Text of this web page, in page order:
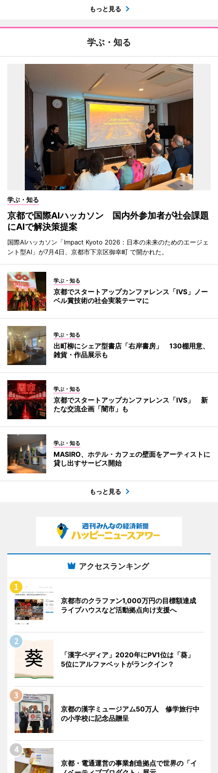
もっと見る
学ぶ・知る
学ぶ・知る
京都で国際AIハッカソン 国内外参加者が社会課題
にAIで解決策提案
国際AIハッカソン「Impact Kyoto 2026：日本の未来のためのエージェ
ント型AI」が7月4日、京都市下京区御幸町 で開かれた。
学ぶ・知る
京都でスタートアップカンファレンス「IVS」ノー
ベル賞技術の社会実装テーマに
学ぶ・知る
出町柳にシェア型書店「右岸書房」 130棚用意、
雑貨・作品展示も
学ぶ・知る
京都でスタートアップカンファレンス「IVS」 新
たな交流企画「闇市」も
学ぶ・知る
MASIRO、ホテル・カフェの壁面をアーティストに
貸し出すサービス開始
もっと見る
アクセスランキング
京都市のクラファン1,000万円の目標額達成
ライブハウスなど活動拠点向け支援へ
「漢字ペディア」2020年にPV1位は「葵」
5位にアルファベットがランクイン？
京都の漢字ミュージアム50万人 修学旅行中
の小学校に記念品贈呈
京都・電通運営の事業創造拠点で世界の「イ